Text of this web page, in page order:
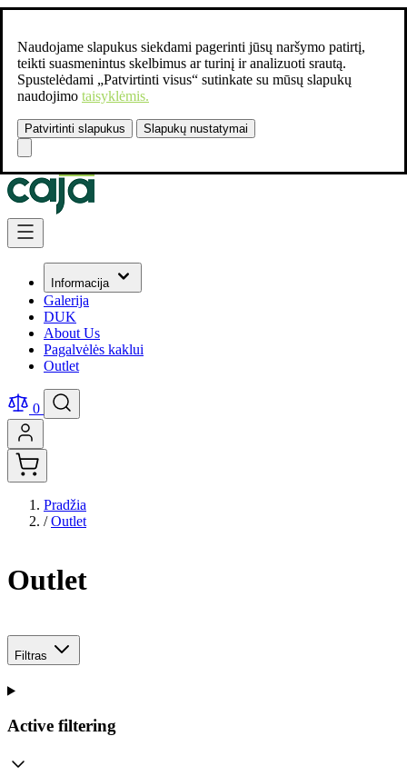
Naudojame slapukus siekdami pagerinti jūsų naršymo patirtį,
teikti suasmenintus skelbimus ar turinį ir analizuoti srautą.
Spustelėdami „Patvirtinti visus“ sutinkate su mūsų slapukų
naudojimo taisyklėmis.
Patvirtinti slapukus Slapukų nustatymai
Susisiekite:
Skip to Content
Informacija
Galerija
DUK
About Us
Pagalvėlės kaklui
Outlet
0
Pradžia
/ Outlet
Outlet
Filtras
Active filtering